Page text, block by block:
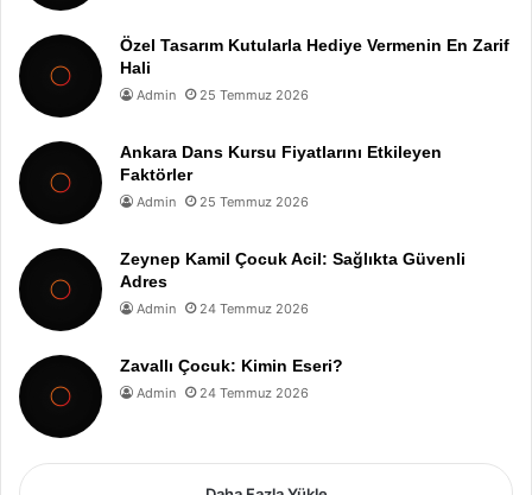
Özel Tasarım Kutularla Hediye Vermenin En Zarif
Hali
Admin 25 Temmuz 2026
Ankara Dans Kursu Fiyatlarını Etkileyen
Faktörler
Admin 25 Temmuz 2026
Zeynep Kamil Çocuk Acil: Sağlıkta Güvenli
Adres
Admin 24 Temmuz 2026
Zavallı Çocuk: Kimin Eseri?
Admin 24 Temmuz 2026